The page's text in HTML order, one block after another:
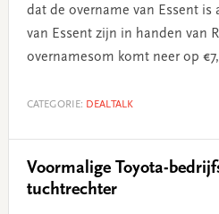
dat de overname van Essent is
van Essent zijn in handen van
overnamesom komt neer op
CATEGORIE: DEALTALK
Voormalige Toyota-
tuchtrechter